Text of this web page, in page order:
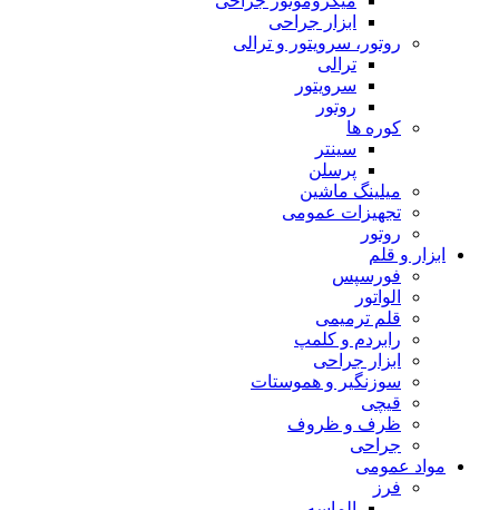
ابزار جراحی
روتور، سرویتور و ترالی
ترالی
سرویتور
روتور
کوره ها
سینتر
پرسلن
میلینگ ماشین
تجهیزات عمومی
روتور
ابزار و قلم
فورسپس
الواتور
قلم ترمیمی
رابردم و کلمپ
ابزار جراحی
سوزنگیر و هموستات
قیچی
ظرف و ظروف
جراحی
مواد عمومی
فرز